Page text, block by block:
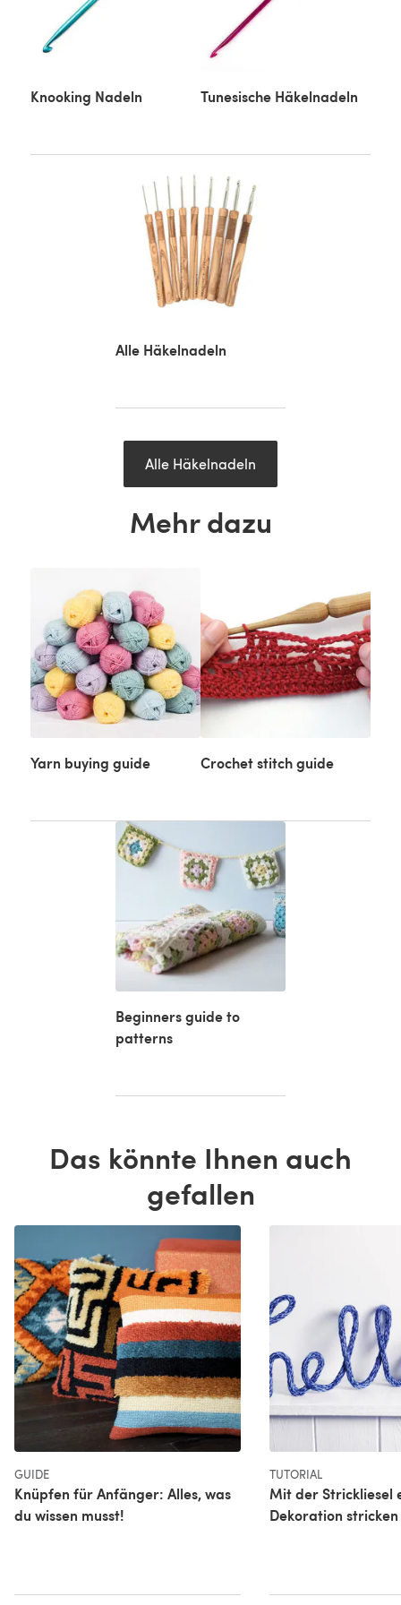
Knooking Nadeln Tunesische Häkelnadeln
Alle Häkelnadeln
Alle Häkelnadeln
Mehr dazu
Yarn buying guide Crochet stitch guide
Beginners guide to
patterns
Das könnte Ihnen auch
gefallen
GUIDE
Knüpfen für Anfänger: Alles, was
du wissen musst!
TUTORIAL
Mit der Strickliesel
Dekoration stricken